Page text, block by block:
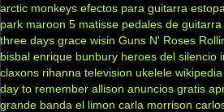
arctic monkeys efectos para guitarra estopa
park maroon 5 matisse pedales de guitarra
three days grace wisin Guns N' Roses
bisbal enrique bunbury heroes del silencio
claxons rihanna television ukelele wikipedia
day to remember allison anuncios gratis
grande banda el limon carla morrison